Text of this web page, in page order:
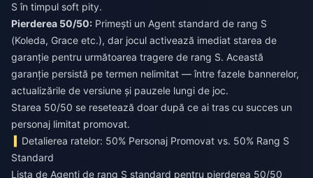
S în timpul soft pity.
Pierderea 50/50: Primești un Agent standard de rang S
(Koleda, Grace etc.), dar jocul activează imediat starea de
garanție pentru următoarea tragere de rang S. Această
garanție persistă pe termen nelimitat — între fazele bannerelor,
actualizările de versiune și pauzele lungi de joc.
Starea 50/50 se resetează doar după ce ai tras cu succes un
personaj limitat promovat.
Detalierea ratelor: 50% Personaj Promovat vs. 50% Rang S
Standard
Lista de Agenți de rang S standard pentru pierderea 50/50